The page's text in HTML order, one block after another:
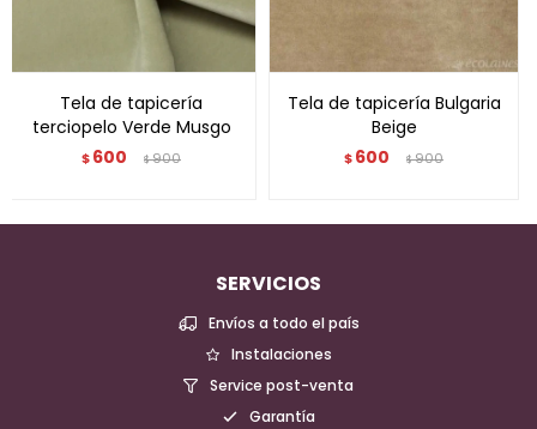
Tela de tapicería
terciopelo Verde Musgo
$600 $900
Tela de tapicería Bulgaria
Beige
$600 $900
SERVICIOS
Envíos a todo el país
Instalaciones
Service post-venta
Garantía